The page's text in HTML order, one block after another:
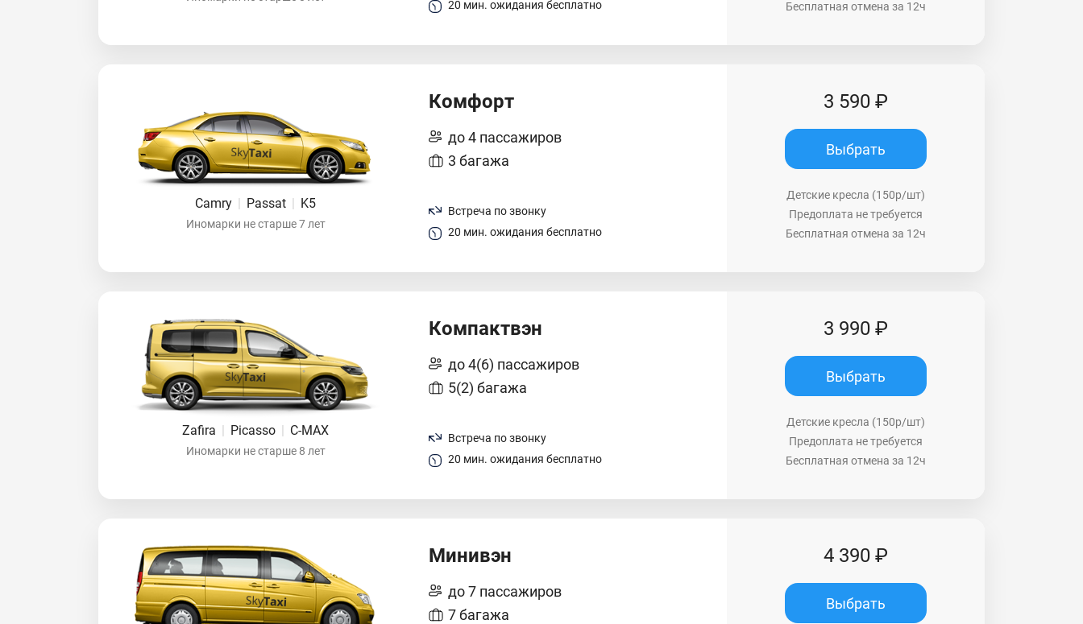
20 мин. ожидания бесплатно
Бесплатная отмена за 12ч
Camry | Passat | K5
Иномарки не старше 7 лет
Комфорт
до 4 пассажиров
3 багажа
Встреча по звонку
20 мин. ожидания бесплатно
3 590 ₽
Выбрать
Детские кресла (150р/шт)
Предоплата не требуется
Бесплатная отмена за 12ч
Zafira | Picasso | C-MAX
Иномарки не старше 8 лет
Компактвэн
до 4(6) пассажиров
5(2) багажа
Встреча по звонку
20 мин. ожидания бесплатно
3 990 ₽
Выбрать
Детские кресла (150р/шт)
Предоплата не требуется
Бесплатная отмена за 12ч
Минивэн
до 7 пассажиров
7 багажа
4 390 ₽
Выбрать